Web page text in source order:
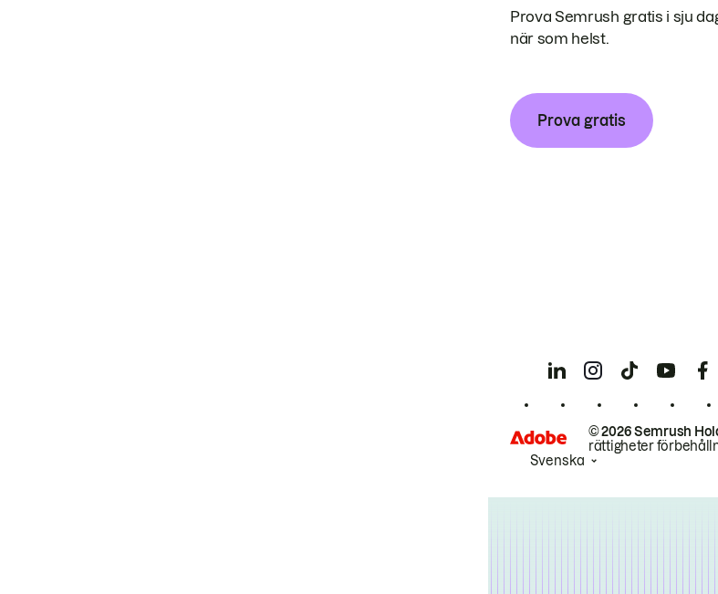
Prova Semrush gratis i sju
när som helst.
Prova gratis
© 2026 Semrush
rättigheter
Svenska